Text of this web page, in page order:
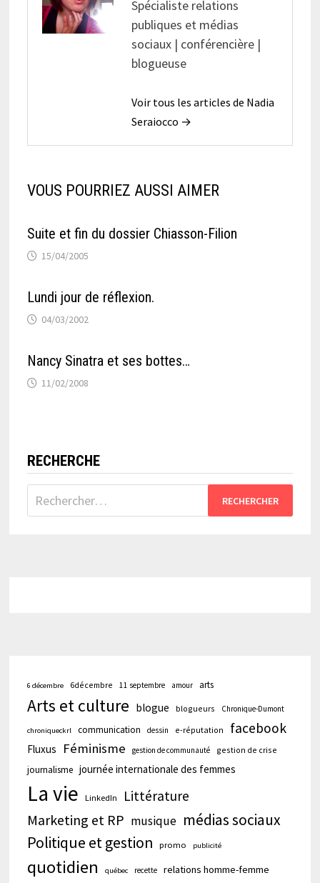
Spécialiste relations
publiques et médias
sociaux | conférencière |
blogueuse
Voir tous les articles de Nadia
Seraiocco →
VOUS POURRIEZ AUSSI AIMER
Suite et fin du dossier Chiasson-Filion
15/04/2005
Lundi jour de réflexion.
04/03/2002
Nancy Sinatra et ses bottes…
11/02/2008
RECHERCHE
Rechercher :
6 décembre 6décembre 11 septembre amour arts
Arts et culture blogue blogueurs Chronique-Dumont
chroniqueckrl communication dessin e-réputation facebook
Fluxus Féminisme gestion de communauté gestion de crise
journalisme journée internationale des femmes
La vie LinkedIn Littérature
Marketing et RP musique médias sociaux
Politique et gestion
promo publicité
quotidien québec recette relations homme-femme